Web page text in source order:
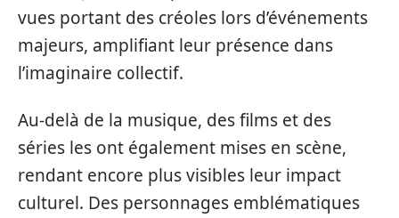
vues portant des créoles lors d’événements
majeurs, amplifiant leur présence dans
l’imaginaire collectif.
Au-delà de la musique, des films et des
séries les ont également mises en scène,
rendant encore plus visibles leur impact
culturel. Des personnages emblématiques